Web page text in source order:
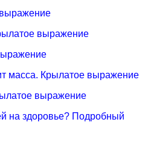
выражение
масса. Крылатое выражение
выражение
на здоровье? Подробный